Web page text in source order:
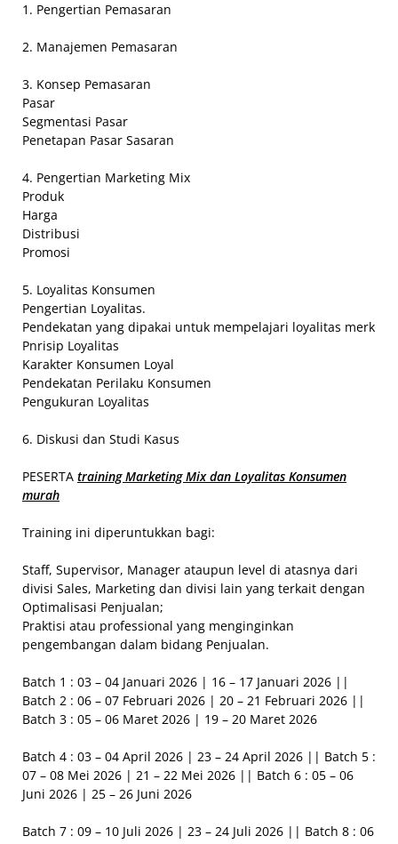
1. Pengertian Pemasaran
2. Manajemen Pemasaran
3. Konsep Pemasaran
Pasar
Segmentasi Pasar
Penetapan Pasar Sasaran
4. Pengertian Marketing Mix
Produk
Harga
Distribusi
Promosi
5. Loyalitas Konsumen
Pengertian Loyalitas.
Pendekatan yang dipakai untuk mempelajari loyalitas merk
Pnrisip Loyalitas
Karakter Konsumen Loyal
Pendekatan Perilaku Konsumen
Pengukuran Loyalitas
6. Diskusi dan Studi Kasus
PESERTA training Marketing Mix dan Loyalitas Konsumen
murah
Training ini diperuntukkan bagi:
Staff, Supervisor, Manager ataupun level di atasnya dari
divisi Sales, Marketing dan divisi lain yang terkait dengan
Optimalisasi Penjualan;
Praktisi atau professional yang menginginkan
pengembangan dalam bidang Penjualan.
Batch 1 : 03 – 04 Januari 2026 | 16 – 17 Januari 2026 ||
Batch 2 : 06 – 07 Februari 2026 | 20 – 21 Februari 2026 ||
Batch 3 : 05 – 06 Maret 2026 | 19 – 20 Maret 2026
Batch 4 : 03 – 04 April 2026 | 23 – 24 April 2026 || Batch 5 :
07 – 08 Mei 2026 | 21 – 22 Mei 2026 || Batch 6 : 05 – 06
Juni 2026 | 25 – 26 Juni 2026
Batch 7 : 09 – 10 Juli 2026 | 23 – 24 Juli 2026 || Batch 8 : 06